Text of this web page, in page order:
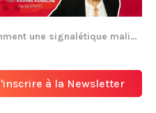
Comment une signalétique maline peut prolonger l’impact d’une action de sensibilisation ?
à la Newsletter